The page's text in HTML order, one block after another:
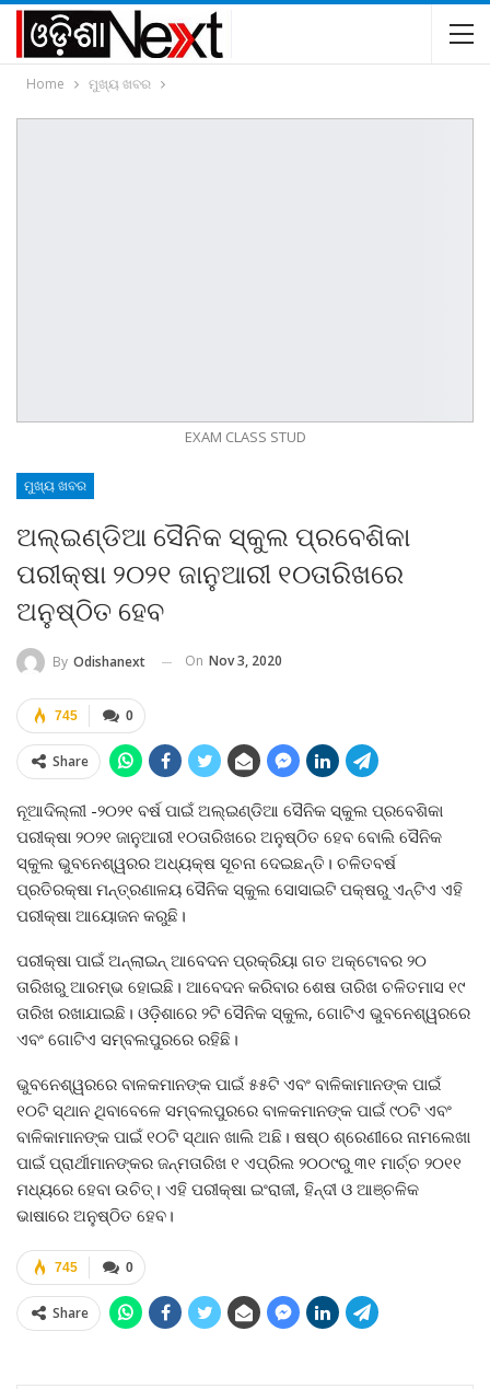
Home ମୁଖ୍ୟ ଖବର
EXAM CLASS STUD
ମୁଖ୍ୟ ଖବର
ଅଲ୍‍ଇଣ୍ଡିଆ ସୈନିକ ସ୍କୁଲ ପ୍ରବେଶିକା
ପରୀକ୍ଷା ୨୦୨୧ ଜାନୁଆରୀ ୧୦ତାରିଖରେ
ଅନୁଷ୍ଠିତ ହେବ
By Odishanext On Nov 3, 2020
0
745
Share
ନୂଆଦିଲ୍ଲୀ -୨୦୨୧ ବର୍ଷ ପାଇଁ ଅଲ୍‍ଇଣ୍ଡିଆ ସୈନିକ ସ୍କୁଲ ପ୍ରବେଶିକା
ପରୀକ୍ଷା ୨୦୨୧ ଜାନୁଆରୀ ୧୦ତାରିଖରେ ଅନୁଷ୍ଠିତ ହେବ ବୋଲି ସୈନିକ
ସ୍କୁଲ ଭୁବନେଶ୍ୱରର ଅଧ୍ୟକ୍ଷ ସୂଚନା ଦେଇଛନ୍ତି। ଚଳିତବର୍ଷ
ପ୍ରତିରକ୍ଷା ମନ୍ତ୍ରଣାଳୟ ସୈନିକ ସ୍କୁଲ ସୋସାଇଟି ପକ୍ଷରୁ ଏନ୍‍ଟିଏ ଏହି
ପରୀକ୍ଷା ଆୟୋଜନ କରୁଛି।
ପରୀକ୍ଷା ପାଇଁ ଅନ୍‍ଲାଇନ୍‍ ଆବେଦନ ପ୍ରକ୍ରିୟା ଗତ ଅକ୍ଟୋବର ୨୦
ତାରିଖରୁ ଆରମ୍ଭ ହୋଇଛି। ଆବେଦନ କରିବାର ଶେଷ ତାରିଖ ଚଳିତମାସ ୧୯
ତାରିଖ ରଖାଯାଇଛି। ଓଡ଼ିଶାରେ ୨ଟି ସୈନିକ ସ୍କୁଲ, ଗୋଟିଏ ଭୁବନେଶ୍ୱରରେ
ଏବଂ ଗୋଟିଏ ସମ୍ବଲପୁରରେ ରହିଛି।
ଭୁବନେଶ୍ୱରରେ ବାଳକମାନଙ୍କ ପାଇଁ ୫୫ଟି ଏବଂ ବାଳିକାମାନଙ୍କ ପାଇଁ
୧୦ଟି ସ୍ଥାନ ଥିବାବେଳେ ସମ୍ବଲପୁରରେ ବାଳକମାନଙ୍କ ପାଇଁ ୯୦ଟି ଏବଂ
ବାଳିକାମାନଙ୍କ ପାଇଁ ୧୦ଟି ସ୍ଥାନ ଖାଲି ଅଛି। ଷଷ୍ଠ ଶ୍ରେଣୀରେ ନାମଲେଖା
ପାଇଁ ପ୍ରାର୍ଥୀମାନଙ୍କର ଜନ୍ମତାରିଖ ୧ ଏପ୍ରିଲ ୨୦୦୯ରୁ ୩୧ ମାର୍ଚ୍ଚ ୨୦୧୧
ମଧ୍ୟରେ ହେବା ଉଚିତ୍‍। ଏହି ପରୀକ୍ଷା ଇଂରାଜୀ, ହିନ୍ଦୀ ଓ ଆଞ୍ଚଳିକ
ଭାଷାରେ ଅନୁଷ୍ଠିତ ହେବ।
0
745
Share